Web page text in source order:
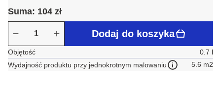
Suma: 104 zł
Dodaj do koszyka
Objętość
0.7 l
Wydajność produktu przy jednokrotnym malowaniu
5.6 m2